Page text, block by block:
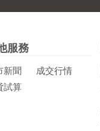
服務
新聞
成交行情
試算